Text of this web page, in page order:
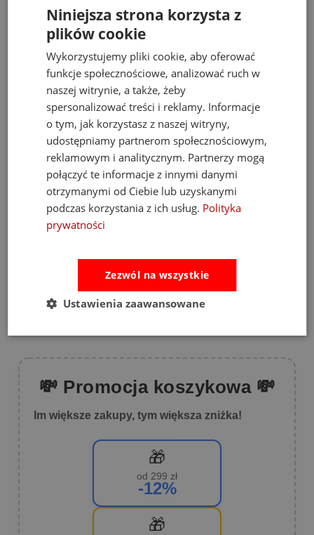
Opinie Pytania i odpowiedzi
Ocena sklepu
4.93
Opinie, z których została wyliczona
średnia, są wystawione przez
zweryfikowanych klientów, którzy dokonali
zakupu w sklepie.
5
4
💸 Promocja koszykowa 💸
Im większe zakupy, tym większa zniżka!
🎁
od 299 zł
-12%
🎁
Niniejsza strona korzysta z
plików cookie
Wykorzystujemy pliki cookie, aby oferować
funkcje społecznościowe, analizować ruch w
naszej witrynie, a także, żeby
spersonalizować treści i reklamy. Informacje
o tym, jak korzystasz z naszej witryny,
udostępniamy partnerom społecznościowym,
reklamowym i analitycznym. Partnerzy mogą
połączyć te informacje z innymi danymi
otrzymanymi od Ciebie lub uzyskanymi
podczas korzystania z ich usług. Polityka
prywatności
Zezwól na wszystkie
Ustawienia zaawansowane